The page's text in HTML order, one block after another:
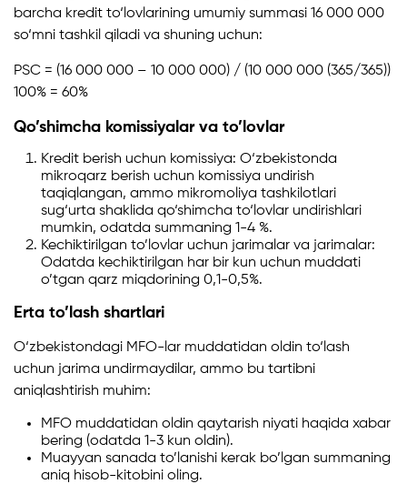
barcha kredit to‘lovlarining umumiy summasi 16 000 000
so‘mni tashkil qiladi va shuning uchun:
PSC = (16 000 000 – 10 000 000) / (10 000 000 (365/365))
100% = 60%
Qo’shimcha komissiyalar va to’lovlar
Kredit berish uchun komissiya: O‘zbekistonda
mikroqarz berish uchun komissiya undirish
taqiqlangan, ammo mikromoliya tashkilotlari
sug‘urta shaklida qo‘shimcha to‘lovlar undirishlari
mumkin, odatda summaning 1-4 %.
Kechiktirilgan to’lovlar uchun jarimalar va jarimalar:
Odatda kechiktirilgan har bir kun uchun muddati
o’tgan qarz miqdorining 0,1-0,5%.
Erta to’lash shartlari
O‘zbekistondagi MFO-lar muddatidan oldin to‘lash
uchun jarima undirmaydilar, ammo bu tartibni
aniqlashtirish muhim:
MFO muddatidan oldin qaytarish niyati haqida xabar
bering (odatda 1-3 kun oldin).
Muayyan sanada to’lanishi kerak bo’lgan summaning
aniq hisob-kitobini oling.